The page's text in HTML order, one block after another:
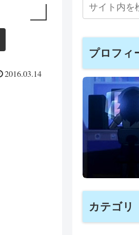
2016.03.14
プロフィ
カテゴリ